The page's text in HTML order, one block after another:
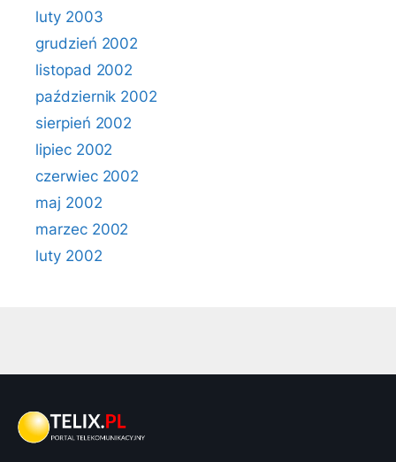
luty 2003
grudzień 2002
listopad 2002
październik 2002
sierpień 2002
lipiec 2002
czerwiec 2002
maj 2002
marzec 2002
luty 2002